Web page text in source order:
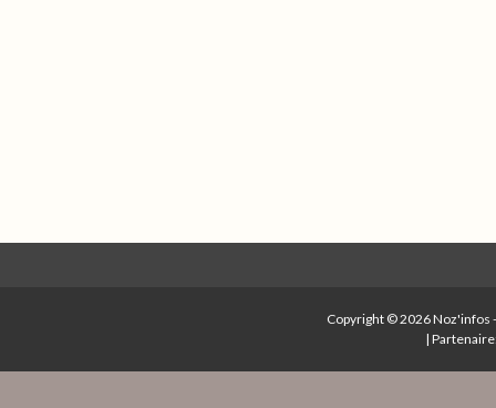
Copyright © 2026Noz'infos
|